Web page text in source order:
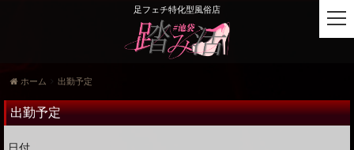
足フェチ特化型風俗店
ホーム 出勤予定
出勤予定
日付
t
o
e